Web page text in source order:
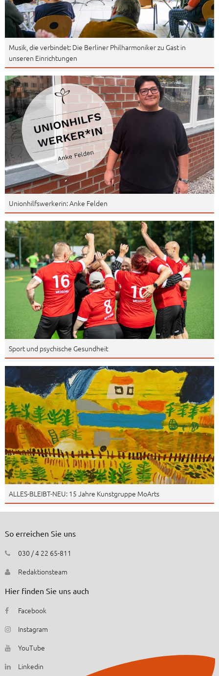
Musik, die verbindet: Die Berliner Philharmoniker zu Gast in
unseren Einrichtungen
Unionhilfswerkerin: Anke Felden
Sport und psychische Gesundheit
ALLES-BLEIBT-NEU: 15 Jahre Kunstgruppe MoArts
So erreichen Sie uns
030 / 4 22 65-811
Redaktionsteam
Hier finden Sie uns auch
Facebook
Instagram
YouTube
Linkedin